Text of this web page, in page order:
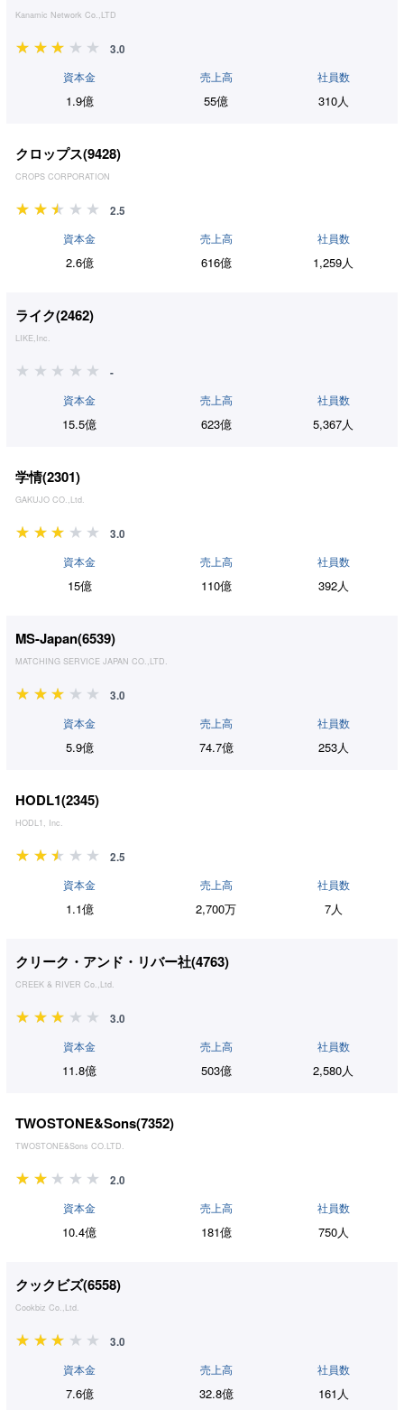
Kanamic Network Co.,LTD
3.0
資本金
1.9億
売上高
55億
社員数
310人
クロップス(9428)
CROPS CORPORATION
2.5
資本金
2.6億
売上高
616億
社員数
1,259人
ライク(2462)
LIKE,Inc.
-
資本金
15.5億
売上高
623億
社員数
5,367人
学情(2301)
GAKUJO CO.,Ltd.
3.0
資本金
15億
売上高
110億
社員数
392人
MS-Japan(6539)
MATCHING SERVICE JAPAN CO.,LTD.
3.0
資本金
5.9億
売上高
74.7億
社員数
253人
HODL1(2345)
HODL1, Inc.
2.5
資本金
1.1億
売上高
2,700万
社員数
7人
クリーク・アンド・リバー社(4763)
CREEK & RIVER Co.,Ltd.
3.0
資本金
11.8億
売上高
503億
社員数
2,580人
TWOSTONE&Sons(7352)
TWOSTONE&Sons CO.LTD.
2.0
資本金
10.4億
売上高
181億
社員数
750人
クックビズ(6558)
Cookbiz Co.,Ltd.
3.0
資本金
7.6億
売上高
32.8億
社員数
161人